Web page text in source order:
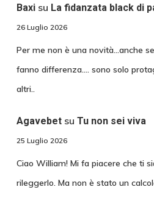
Baxisu La fidanzata black di
26 Luglio 2026
Per me non è una novità...anche
fanno differenza.... sono solo
altri..
Agavebetsu Tu non sei viva
25 Luglio 2026
Ciao William! Mi fa piacere che ti
rileggerlo. Ma non è stato un